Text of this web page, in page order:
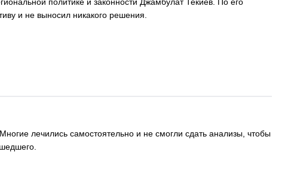
и не выносил никакого решения.
лечились самостоятельно и не смогли сдать анализы, чтобы